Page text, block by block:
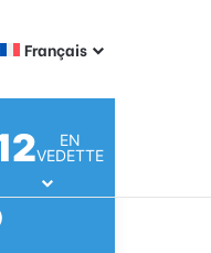
Français
EN
VEDETTE
℃